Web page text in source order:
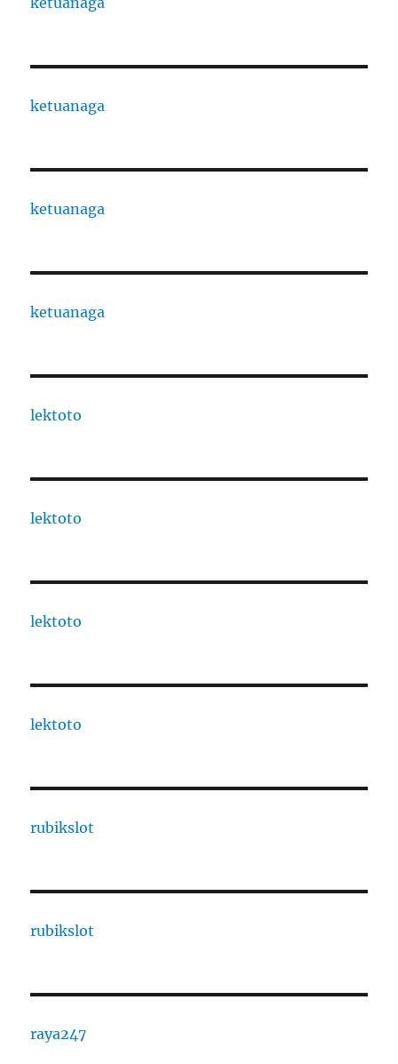
ketuanaga
ketuanaga
ketuanaga
lektoto
lektoto
lektoto
lektoto
rubikslot
rubikslot
raya247